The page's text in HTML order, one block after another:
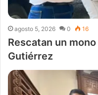
agosto 5, 2026 0 16
Rescatan un
Gutiérrez